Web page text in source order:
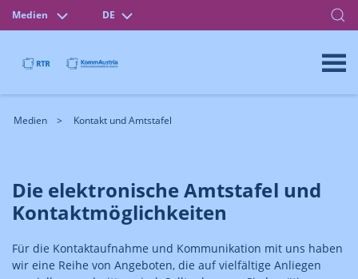
Medien DE
Medien Kontakt und Amtstafel
Die elektronische Amtstafel und
Kontaktmöglichkeiten
Für die Kontaktaufnahme und Kommunikation mit uns haben
wir eine Reihe von Angeboten, die auf vielfältige Anliegen